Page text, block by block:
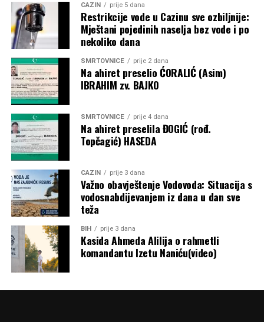
CAZIN prije 5 dana
Restrikcije vode u Cazinu sve ozbiljnije:
Mještani pojedinih naselja bez vode i po
nekoliko dana
SMRTOVNICE prije 2 dana
Na ahiret preselio ĆORALIĆ (Asim)
IBRAHIM zv. BAJKO
SMRTOVNICE prije 4 dana
Na ahiret preselila ĐOGIĆ (rođ.
Topčagić) HASEDA
CAZIN prije 3 dana
Važno obavještenje Vodovoda: Situacija s
vodosnabdijevanjem iz dana u dan sve
teža
BIH prije 3 dana
Kasida Ahmeda Alilija o rahmetli
komandantu Izetu Naniću(video)